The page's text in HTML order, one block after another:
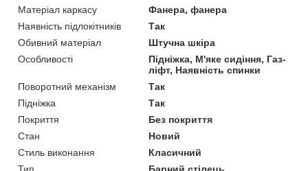
Матеріал каркасу
Фанера, фанера
Наявність підлокітників
Так
Обивний матеріал
Штучна шкіра
Особливості
Підніжка, М'яке сидіння, Газ-
ліфт, Наявність спинки
Поворотний механізм
Так
Підніжка
Так
Покриття
Без покриття
Стан
Новий
Стиль виконання
Класичний
Тип
Барний стілець